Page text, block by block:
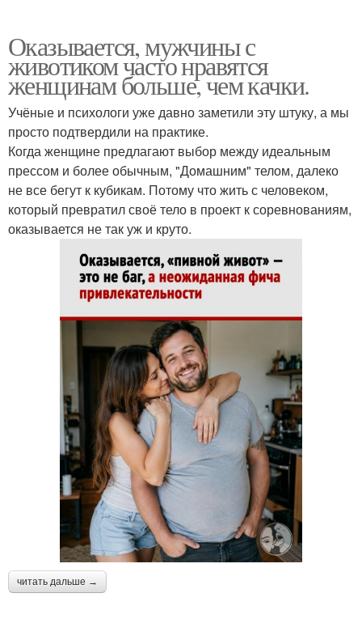
Оказывается, мужчины с
животиком часто нравятся
женщинам больше, чем качки.
Учёные и психологи уже давно заметили эту штуку, а мы
просто подтвердили на практике.
Когда женщине предлагают выбор между идеальным
прессом и более обычным, "Домашним" телом, далеко
не все бегут к кубикам. Потому что жить с человеком,
который превратил своё тело в проект к соревнованиям,
оказывается не так уж и круто.
читать дальше →